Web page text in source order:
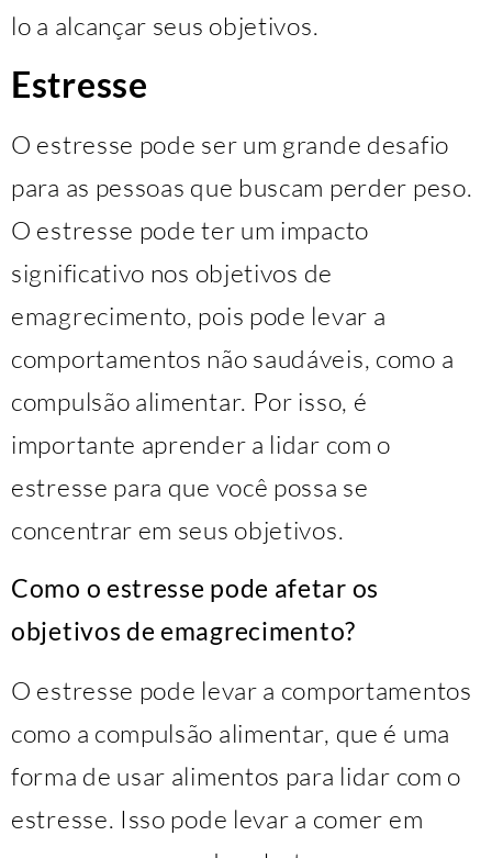
lo a alcançar seus objetivos.
Estresse
O estresse pode ser um grande desafio
para as pessoas que buscam perder peso.
O estresse pode ter um impacto
significativo nos objetivos de
emagrecimento, pois pode levar a
comportamentos não saudáveis, como a
compulsão alimentar. Por isso, é
importante aprender a lidar com o
estresse para que você possa se
concentrar em seus objetivos.
Como o estresse pode afetar os
objetivos de emagrecimento?
O estresse pode levar a comportamentos
como a compulsão alimentar, que é uma
forma de usar alimentos para lidar com o
estresse. Isso pode levar a comer em